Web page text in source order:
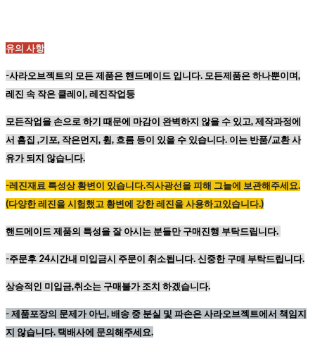
유의 사항
-사라오브젝트의 모든 제품은 핸드메이드 입니다. 모든제품은 하나뿐이며,
레진 속 작은 클레이, 레진작업등
모든작업을 손으로 하기 때문에 마감이 완벽하지 않을 수 있고,제작과정에
서 흠집 ,기포, 작은먼지, 휨, 흐름 등이 있을 수 있습니다. 이는 반품/교환 사
유가 되지 않습니다.
-레진재료 특성상황변이 있습니다.직사광선을피해 그늘에 보관해주세요.
(다양한레진을시험했고황변에 강한레진을사용하고있습니다.)
핸드메이드 제품의 특성을 잘 아시는 분들만 구매진행 부탁드립니다.
-주문후 24시간내 미입금시 주문이 취소됩니다. 신중한 구매 부탁드립니다.
상승적인 미입금,취소는 구매불가 조치 하겠습니다.
-제품포장의 문제가 아닌, 배송 중 분실 및 파손은 사라오브젝트에서 책임지
지 않습니다. 택배사에 문의해주세요.